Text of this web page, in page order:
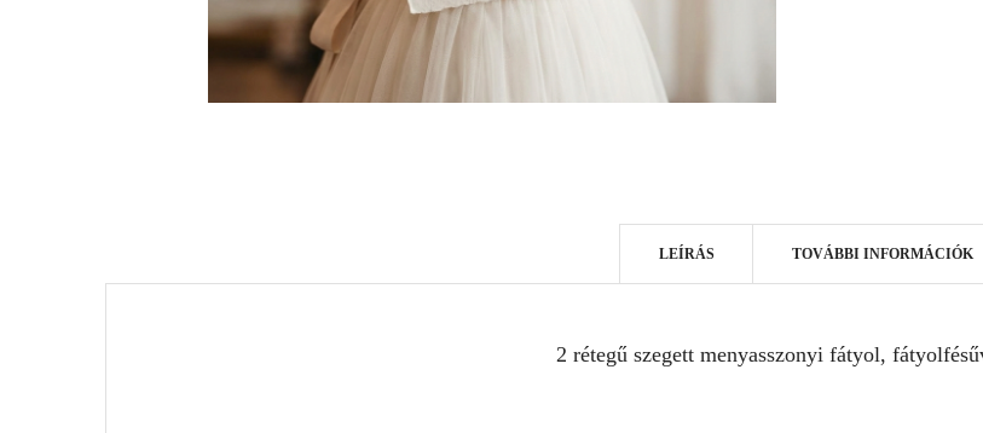
LEÍRÁS TOVÁBBI INFORMÁCIÓK
2 rétegű szegett menyasszonyi fátyol,